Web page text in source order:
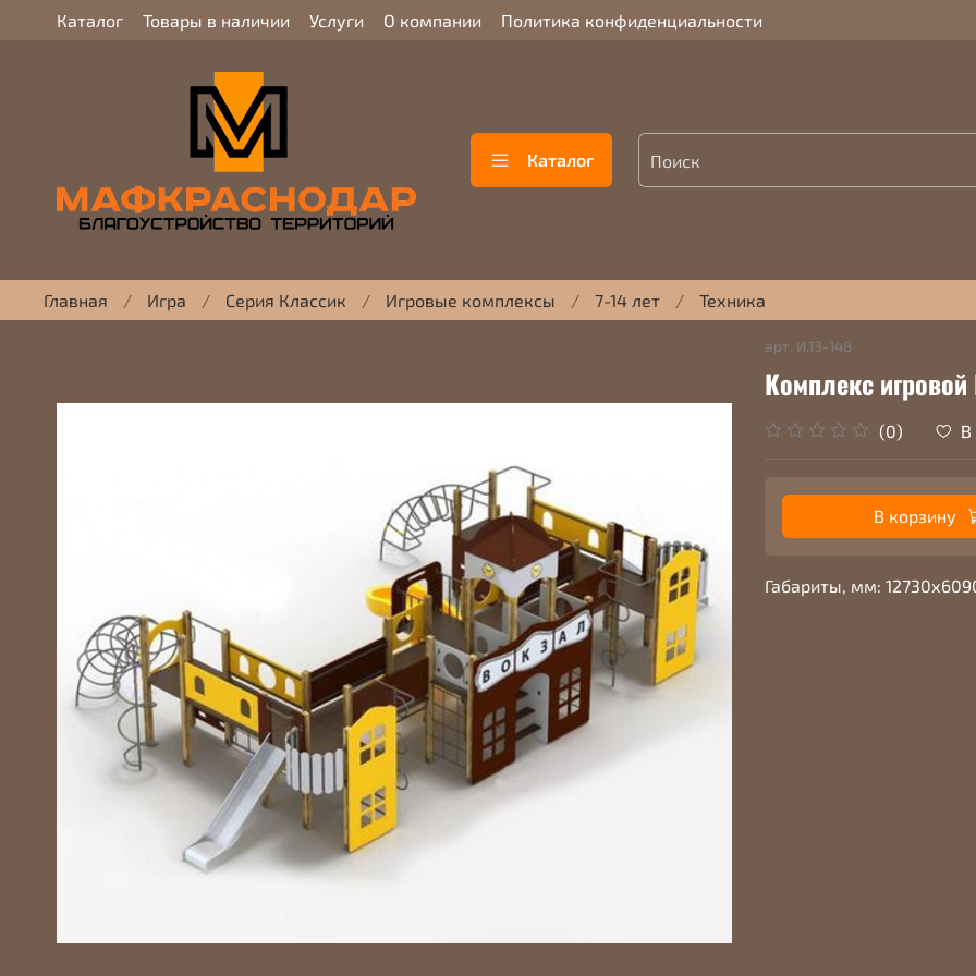
Каталог Товары в наличии Услуги О компании Политика конфиденциальности
Каталог
Главная Игра Серия Классик Игровые комплексы 7-14 лет Техника
арт. И.13-148
Комплекс
(0) В
В корзину
Габариты, мм: